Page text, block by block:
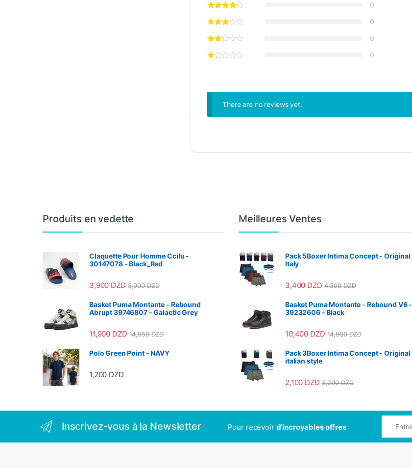
0
0
0
0
There are no reviews yet.
Produits en vedette
Claquette Pour Homme Ccilu -
30147078 - Black_Red
3,900 DZD 5,900DZD
Basket Puma Montante - Rebound
Abrupt 39746807 - Galactic Grey
11,900 DZD 14,950DZD
Polo Green Point - NAVY
1,200 DZD
Meilleures Ventes
Pack 5Boxer Intima Concept - Original
Italy
3,400 DZD 4,300DZD
Basket Puma Montante - Rebound V6 -
39232606 - Black
10,400 DZD 14,900DZD
Pack 3Boxer Intima Concept - Original
italian style
2,100 DZD 3,200DZD
Inscrivez-vous à la Newsletter Pour recevoir d’incroyables offres